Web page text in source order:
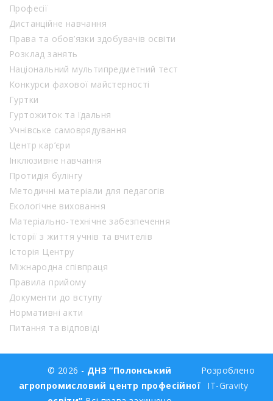
Професії
Дистанційне навчання
Права та обов’язки здобувачів освіти
Розклад занять
Національний мультипредметний тест
Конкурси фахової майстерності
Гуртки
Гуртожиток та їдальня
Учнівське самоврядування
Центр кар’єри
Інклюзивне навчання
Протидія булінгу
Методичні матеріали для педагогів
Екологічне виховання
Матеріально-технічне забезпечення
Історії з життя учнів та вчителів
Історія Центру
Міжнародна співпраця
Правила прийому
Документи до вступу
Нормативні акти
Питання та відповіді
© 2026 - ДНЗ “Полонський
агропромисловий центр професійної
Розроблено
IT-Gravity